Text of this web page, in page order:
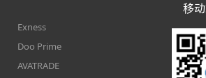
Exness
Doo Prime
AVATRADE
移